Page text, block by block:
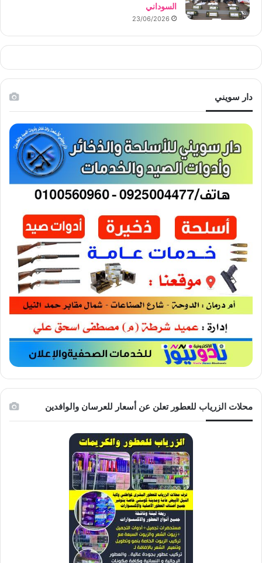
السوداني
23/06/2026
دار سويني
محلات الزرياب للعطور تعلن عن أسعار للعرسان والوافدين